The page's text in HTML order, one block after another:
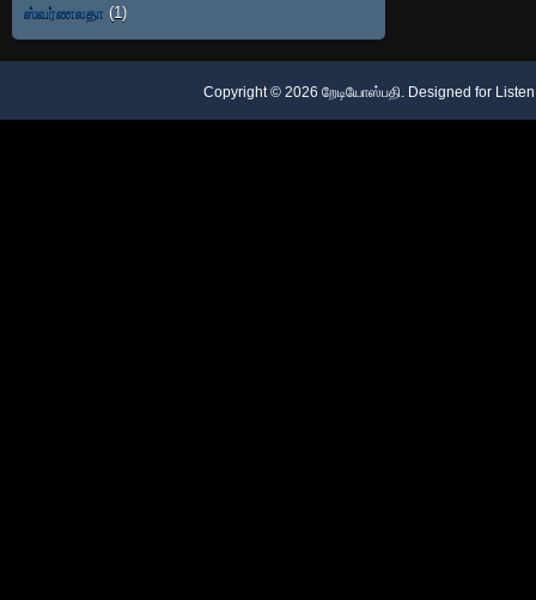
ஸ்வர்ணலதா (1)
Copyright © 2026 றேடியோஸ்பதி. Designed for